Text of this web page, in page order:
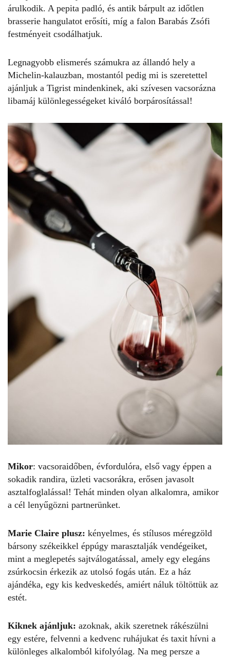
árulkodik. A pepita padló, és antik bárpult az időtlen
brasserie hangulatot erősíti, míg a falon Barabás Zsófi
festményeit csodálhatjuk.
Legnagyobb elismerés számukra az állandó hely a
Michelin-kalauzban, mostantól pedig mi is szeretettel
ajánljuk a Tigrist mindenkinek, aki szívesen vacsorázna
libamáj különlegességeket kiváló borpárosítással!
Mikor: vacsoraidőben, évfordulóra, első vagy éppen a
sokadik randira, üzleti vacsorákra, erősen javasolt
asztalfoglalással! Tehát minden olyan alkalomra, amikor
a cél lenyűgözni partnerünket.
Marie Claire plusz: kényelmes, és stílusos méregzöld
bársony székeikkel éppúgy marasztalják vendégeiket,
mint a meglepetés sajtválogatással, amely egy elegáns
zsúrkocsin érkezik az utolsó fogás után. Ez a ház
ajándéka, egy kis kedveskedés, amiért náluk töltöttük az
estét.
Kiknek ajánljuk: azoknak, akik szeretnek rákészülni
egy estére, felvenni a kedvenc ruhájukat és taxit hívni a
különleges alkalomból kifolyólag. Na meg persze a